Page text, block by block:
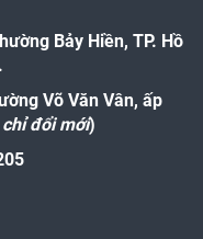
Bảy Hiền, TP. Hồ
Võ Văn Vân, ấp
đổi mới)